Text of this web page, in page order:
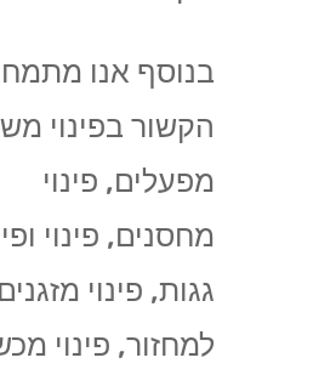
בנוסף אנו
הקשור בפינוי
מפעלים, פינוי
מחסנים, פינוי
גגות, פינוי מזגנים
למחזור, פינוי